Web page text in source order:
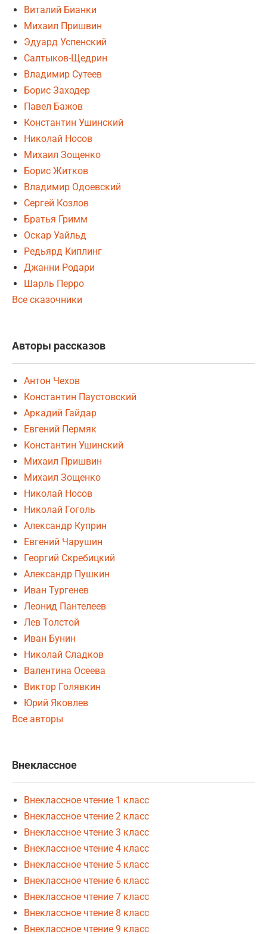
Виталий Бианки
Михаил Пришвин
Эдуард Успенский
Салтыков-Щедрин
Владимир Сутеев
Борис Заходер
Павел Бажов
Константин Ушинский
Николай Носов
Михаил Зощенко
Борис Житков
Владимир Одоевский
Сергей Козлов
Братья Гримм
Оскар Уайльд
Редьярд Киплинг
Джанни Родари
Шарль Перро
Все сказочники
Авторы рассказов
Антон Чехов
Константин Паустовский
Аркадий Гайдар
Евгений Пермяк
Константин Ушинский
Михаил Пришвин
Михаил Зощенко
Николай Носов
Николай Гоголь
Александр Куприн
Евгений Чарушин
Георгий Скребицкий
Александр Пушкин
Иван Тургенев
Леонид Пантелеев
Лев Толстой
Иван Бунин
Николай Сладков
Валентина Осеева
Виктор Голявкин
Юрий Яковлев
Все авторы
Внеклассное
Внеклассное чтение 1 класс
Внеклассное чтение 2 класс
Внеклассное чтение 3 класс
Внеклассное чтение 4 класс
Внеклассное чтение 5 класс
Внеклассное чтение 6 класс
Внеклассное чтение 7 класс
Внеклассное чтение 8 класс
Внеклассное чтение 9 класс